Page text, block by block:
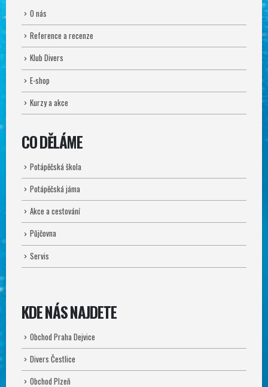
O nás
Reference a recenze
Klub Divers
E-shop
Kurzy a akce
CO DĚLÁME
Potápěčská škola
Potápěčská jáma
Akce a cestování
Půjčovna
Servis
KDE NÁS NAJDETE
Obchod Praha Dejvice
Divers Čestlice
Obchod Plzeň